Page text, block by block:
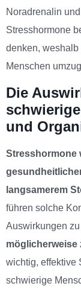
Noradrenalin
Stresshormone
denken, weshalb
Menschen
Die
und
Stresshormone
langsamerem
führen solche
Auswirkungen zu
möglicherweise
wichtig, effektive
schwierige